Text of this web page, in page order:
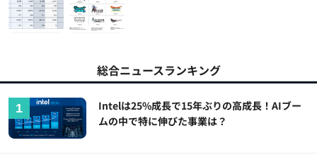
総合ニュースランキング
Intelは25%成長で15年ぶりの高成長！AIブー
ムの中で特に伸びた事業は？